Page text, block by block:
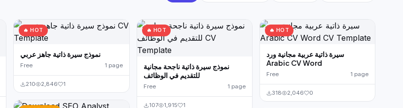
🔥 HOT
نموذج سيرة ذاتية جاهز عربي
Free 1 page
210 2,846 1
🔥 HOT
نموذج سيرة ذاتية ناجحة مجانية
للتقديم في الوظائف
Free 1 page
107 1,915 1
🔥 HOT
سيرة ذاتية عربية مجانية ورد
Arabic CV Word
Free 1 page
318 2,046 0